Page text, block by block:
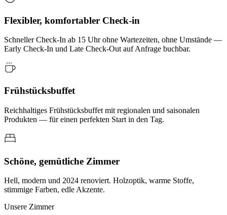
Flexibler, komfortabler Check-in
Schneller Check-In ab 15 Uhr ohne Wartezeiten, ohne Umstände —
Early Check-In und Late Check-Out auf Anfrage buchbar.
Frühstücksbuffet
Reichhaltiges Frühstücksbuffet mit regionalen und saisonalen
Produkten — für einen perfekten Start in den Tag.
Schöne, gemütliche Zimmer
Hell, modern und 2024 renoviert. Holzoptik, warme Stoffe,
stimmige Farben, edle Akzente.
Unsere Zimmer